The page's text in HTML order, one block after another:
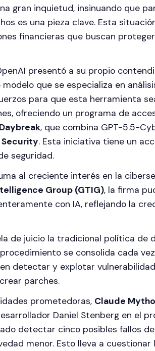
gran inquietud, insinuando que
es una pieza clave. Esta
financieras que buscan
presentó a su propio
que se especializa en
para que esta herramienta
ofreciendo un programa de
Daybreak, que combina GPT-5.5-
Security. Esta iniciativa tiene un
seguridad.
al creciente interés en la
Group (GTIG), la firma
con IA, reflejando la
de juicio la tradicional política de
se consolida cada
detectar y explotar
parches.
prometedoras, Claude
Daniel Stenberg en el
detectar cinco posibles fallos
menor. Esto lleva a